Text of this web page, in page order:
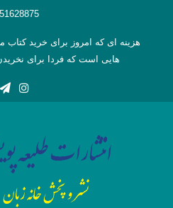
هزینه ای که امروز برای خرید کتاب
هایی است که فردا برای